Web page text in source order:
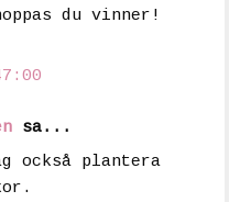
du vinner!
sa...
också plantera